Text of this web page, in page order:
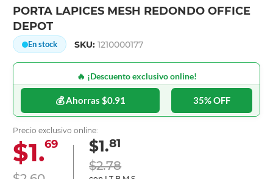
PORTA LAPICES MESH REDONDO OFFICE
DEPOT
En stock SKU:1210000177
🔥 ¡Descuento exclusivo online!
💰 Ahorras $0.91 35% OFF
Precio exclusivo online:
$1.69 $1.81
$2.78